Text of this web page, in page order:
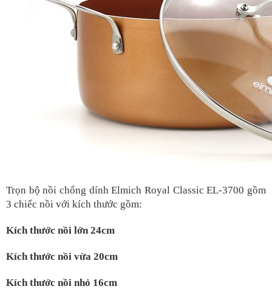
Trọn bộ nồi chống dính Elmich Royal Classic EL-3700 gồm
3 chiếc nồi với kích thước gồm:
Kích thước nồi lớn 24cm
Kích thước nồi vừa 20cm
Kích thước nồi nhỏ 16cm